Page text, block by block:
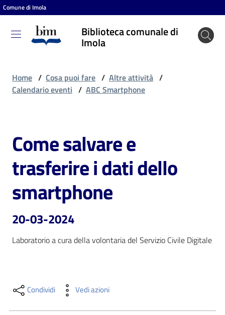
Vai al contenuto
Vai alla navigazione
Vai al footer
Comune di Imola
Biblioteca comunale di
Imola
Biblioteca
comunale
Cosa
puoi
fare
Scopri
contenuti
online
Home / Cosa puoi fare / Altre attività /
Calendario eventi / ABC Smartphone
Salta al contenuto
Come salvare e
trasferire i dati dello
smartphone
20-03-2024
Laboratorio a cura della volontaria del Servizio Civile Digitale
Condividi Vedi azioni